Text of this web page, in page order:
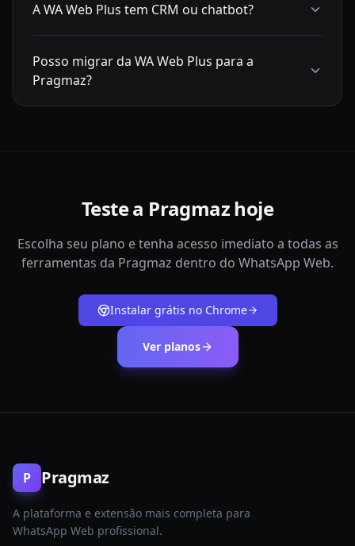
A WA Web Plus tem CRM ou chatbot?
Posso migrar da WA Web Plus para a
Pragmaz?
Teste a Pragmaz hoje
Escolha seu plano e tenha acesso imediato a todas as
ferramentas da Pragmaz dentro do WhatsApp Web.
Instalar grátis no Chrome
Ver planos
P Pragmaz
A plataforma e extensão mais completa para
WhatsApp Web profissional.